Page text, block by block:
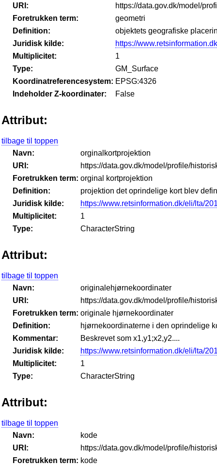
URI:
https://data.gov.dk/model/
Foretrukken term:
geometri
Definition:
objektets geografiske
Juridisk kilde:
https://
Multiplicitet:
1
Type:
GM_Surface
Koordinatreferencesystem: EPSG:4326
Indeholder Z-koordinater:
False
Attribut:
tilbage til toppen
Navn:
orginalkortprojektion
URI:
https://data.gov.dk/model/profile/
Foretrukken term: orginal kortprojektion
Definition:
projektion det oprindelige kort blev
Juridisk kilde:
https://www.retsinformation.dk/eli/lta/
Multiplicitet:
1
Type:
CharacterString
Attribut:
tilbage til toppen
Navn:
originalehjørnekoordinater
URI:
https://data.gov.dk/model/profile/
Foretrukken term: originale hjørnekoordinater
Definition:
hjørnekoordinaterne i den oprindelige
Kommentar:
Beskrevet som x1,y1;x2,y2....
Juridisk kilde:
https://www.retsinformation.dk/eli/lta/
Multiplicitet:
1
Type:
CharacterString
Attribut:
tilbage til toppen
Navn:
kode
URI:
https://data.gov.dk/model/profile/
Foretrukken term: kode